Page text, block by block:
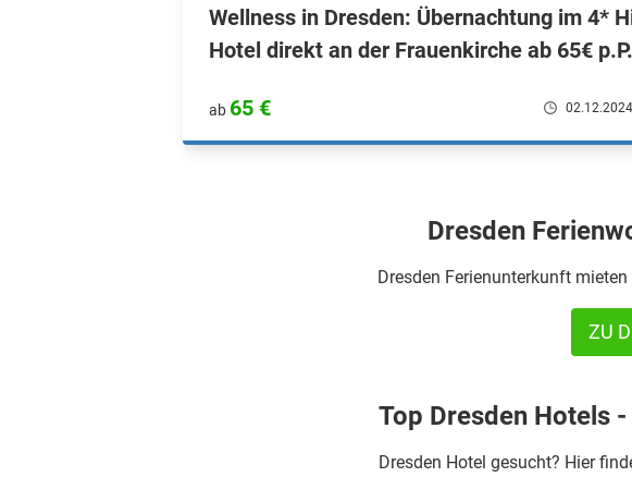
Wellness in Dresden: Übernachtung im 4*
Hotel direkt an der Frauenkirche ab 65€ p.P.
ab 65 €
Dresden
Dresden Ferienunterkunft
ZU
Top Dresden Hotels
Dresden Hotel gesucht? Hier